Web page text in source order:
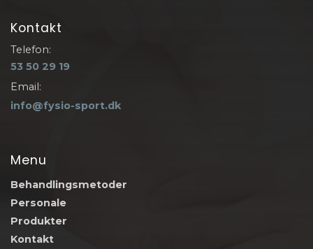
Kontakt
Telefon:
53 50 29 19
Email:
info@fysio-sport.dk
Menu
Behandlingsmetoder
Personale
Produkter
Kontakt